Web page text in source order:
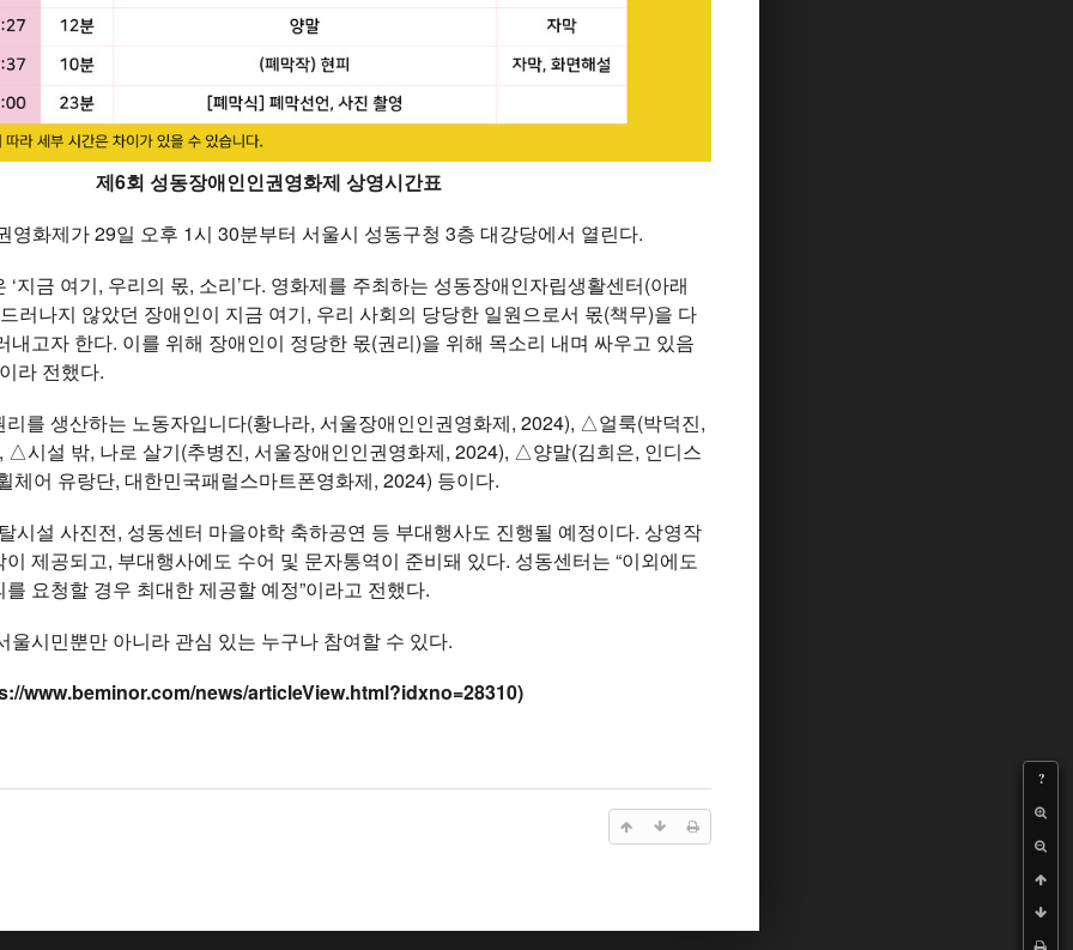
?
제6회 성동장애인인권영화제 상영시간표
영화제가 29일 오후 1시 30분부터 서울시 성동구청 3층 대강당에서 열린다.
‘지금 여기, 우리의 몫, 소리’다. 영화제를 주최하는 성동장애인자립생활센터(아래
러나지 않았던 장애인이 지금 여기, 우리 사회의 당당한 일원으로서 몫(책무)을 다
내고자 한다. 이를 위해 장애인이 정당한 몫(권리)을 위해 목소리 내며 싸우고 있음
라 전했다.
를 생산하는 노동자입니다(황나라, 서울장애인인권영화제, 2024), △얼룩(박덕진,
△시설 밖, 나로 살기(추병진, 서울장애인인권영화제, 2024), △양말(김희은, 인디스
어 유랑단, 대한민국패럴스마트폰영화제, 2024) 등이다.
시설 사진전, 성동센터 마을야학 축하공연 등 부대행사도 진행될 예정이다. 상영작
제공되고, 부대행사에도 수어 및 문자통역이 준비돼 있다. 성동센터는 “이외에도
요청할 경우 최대한 제공할 예정”이라고 전했다.
울시민뿐만 아니라 관심 있는 누구나 참여할 수 있다.
www.beminor.com/news/articleView.html?idxno=28310)